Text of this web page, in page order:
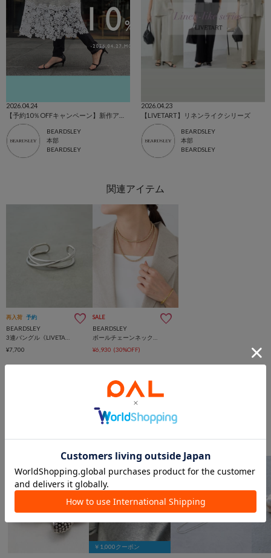
2026.04.24
BEARDSLEY
本部
BEARDSLEY
2026.04.23
【LIVETART】リネンライクシリーズ
BEARDSLEY
本部
BEARDSLEY
再入荷 予約
BEARDSLEY
¥7,700
SALE
BEARDSLEY
¥6,930 (30%OFF)
このアイテムを見た人は
こんなアイテムも見ています
アクセサリーからのおすすめ
￥1,000クーポン